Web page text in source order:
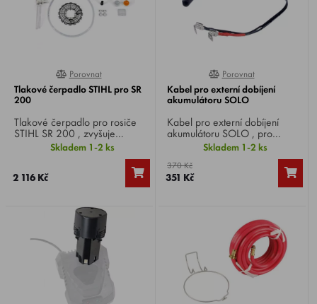
0%
Porovnat
Tlakové čerpadlo STIHL pro SR
200
Tlakové čerpadlo pro rosiče
STIHL SR 200 , zvyšuje
množství kapaliny při postřiku
směrem nahoru. Ideální pro
účinný postřik středně vysokých
až vysokých stromů.
Skladem 1-2 ks
2 116 Kč
100%
Porovnat
Kabel pro externí dobíjení
akumulátoru SOLO
Kabel pro externí dobíjení
akumulátoru SOLO , pro
bateriové postřikovače SOLO
416Li Pro a SOLO 417
Comfort.
Skladem 1-2 ks
370 Kč
351 Kč